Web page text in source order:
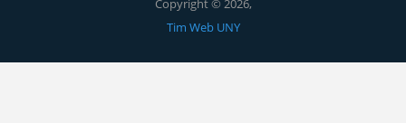
Copyright © 2026,
Tim Web UNY